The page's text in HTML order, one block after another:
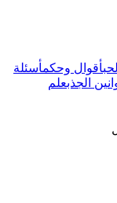
أقوال وحكمأسئلة
الجذبعلم